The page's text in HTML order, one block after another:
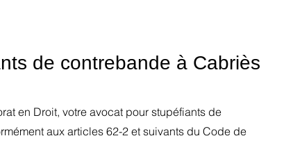
de contrebande à Cabriès
en Droit, votre avocat pour stupéfiants de
aux articles 62-2 et suivants du Code de